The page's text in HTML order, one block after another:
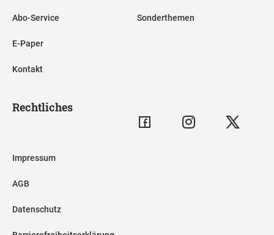
Abo-Service
E-Paper
Kontakt
Sonderthemen
Rechtliches
Impressum
AGB
Datenschutz